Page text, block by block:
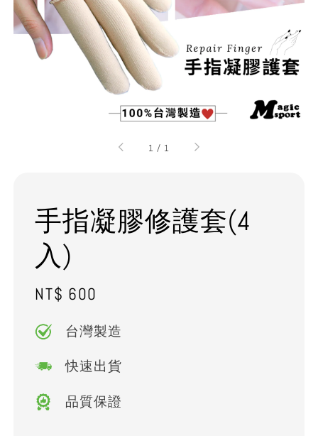
1 / 1
手指凝膠修護套(4
入)
Regular
NT$ 600
台灣製造
快速出貨
品質保證